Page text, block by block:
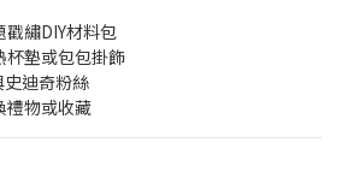
繡DIY材料包
杯墊或包包掛飾
迪奇粉絲
禮物或收藏